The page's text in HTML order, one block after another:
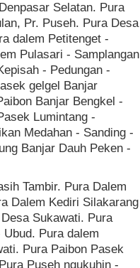
Selatan. Pura
Pr. Puseh. Pura Desa
dalem Petitenget -
Pulasari - Samplangan
- Pedungan -
gelgel Banjar
Banjar Bengkel -
Lumintang -
Medahan - Sanding -
Banjar Dauh Peken -
Tambir. Pura Dalem
Dalem Kediri Silakarang
Sukawati. Pura
Pura dalem
Pura Paibon Pasek
Puseh ngukuhin -